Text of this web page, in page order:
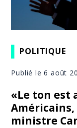
POLITIQUE
Publié le 6 août
«Le ton est
ministre